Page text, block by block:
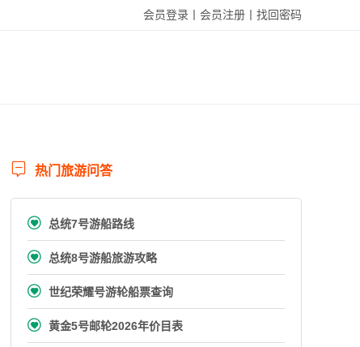
会员登录丨 会员注册丨 找回密码
 热门旅游问答
 总统7号游船路线
 总统8号游船旅游攻略
 世纪荣耀号游轮船票查询
 黄金5号邮轮2026年价目表